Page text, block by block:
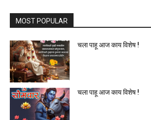
MOST POPULAR
चला पाहू आज काय विशेष !
चला पाहू आज काय विशेष !